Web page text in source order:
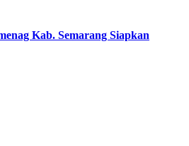
Kab. Semarang Siapkan